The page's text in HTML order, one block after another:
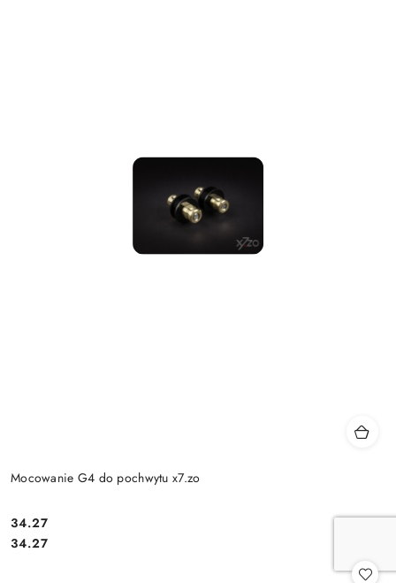
Mocowanie G4 do pochwytu x7.zo
Cena:
34.27
Cena:
34.27